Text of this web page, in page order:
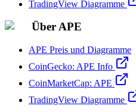
TradingView Diagramme
Über APE
APE Preis und Diagramme
CoinGecko: APE Info
CoinMarketCap: APE
TradingView Diagramme